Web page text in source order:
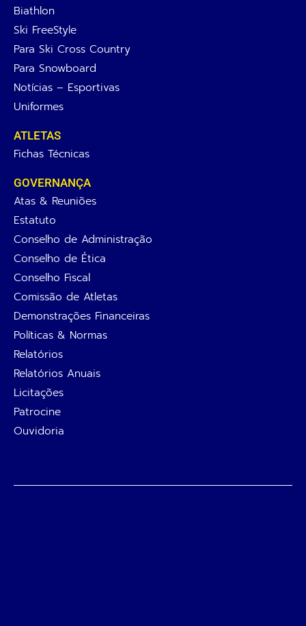
Biathlon
Ski FreeStyle
Para Ski Cross Country
Para Snowboard
Notícias – Esportivas
Uniformes
ATLETAS
Fichas Técnicas
GOVERNANÇA
Atas & Reuniões
Estatuto
Conselho de Administração
Conselho de Ética
Conselho Fiscal
Comissão de Atletas
Demonstrações Financeiras
Políticas & Normas
Relatórios
Relatórios Anuais
Licitações
Patrocine
Ouvidoria